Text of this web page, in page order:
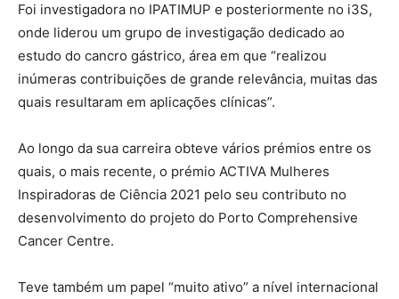
Foi investigadora no IPATIMUP e posteriormente no i3S,
onde liderou um grupo de investigação dedicado ao
estudo do cancro gástrico, área em que “realizou
inúmeras contribuições de grande relevância, muitas das
quais resultaram em aplicações clínicas”.
Ao longo da sua carreira obteve vários prémios entre os
quais, o mais recente, o prémio ACTIVA Mulheres
Inspiradoras de Ciência 2021 pelo seu contributo no
desenvolvimento do projeto do Porto Comprehensive
Cancer Centre.
Teve também um papel “muito ativo” a nível internacional